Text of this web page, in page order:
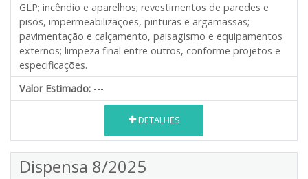
GLP; incêndio e aparelhos; revestimentos de paredes e
pisos, impermeabilizações, pinturas e argamassas;
pavimentação e calçamento, paisagismo e equipamentos
externos; limpeza final entre outros, conforme projetos e
especificações.
Valor Estimado: ---
DETALHES
Dispensa 8/2025